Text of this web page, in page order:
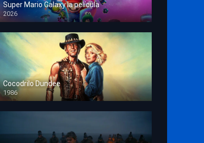
Super Mario Galaxy la película
2026
HD 1080p
Cocodrilo Dundee
1986
HD 1080p